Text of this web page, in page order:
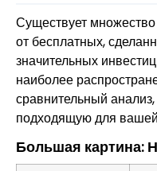
Существует
от бесплатных,
значительных
наиболее
сравнительный
подходящую для
Большая картина: